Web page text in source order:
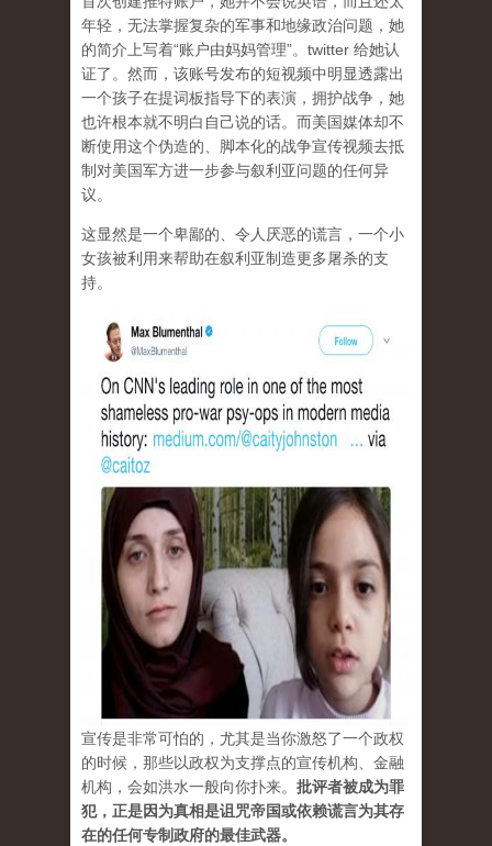
年轻，无法掌握复杂的军事和地缘政治问题，她
的简介上写着“账户由妈妈管理”。twitter 给她认
证了。然而，该账号发布的短视频中明显透露出
一个孩子在提词板指导下的表演，拥护战争，她
也许根本就不明白自己说的话。而美国媒体却不
断使用这个伪造的、脚本化的战争宣传视频去抵
制对美国军方进一步参与叙利亚问题的任何异
议。
这显然是一个卑鄙的、令人厌恶的谎言，一个小
女孩被利用来帮助在叙利亚制造更多屠杀的支
持。
宣传是非常可怕的，尤其是当你激怒了一个政权
的时候，那些以政权为支撑点的宣传机构、金融
机构，会如洪水一般向你扑来。 批评者被成为罪
犯，正是因为真相是诅咒帝国或依赖谎言为其存
在的任何专制政府的最佳武器。